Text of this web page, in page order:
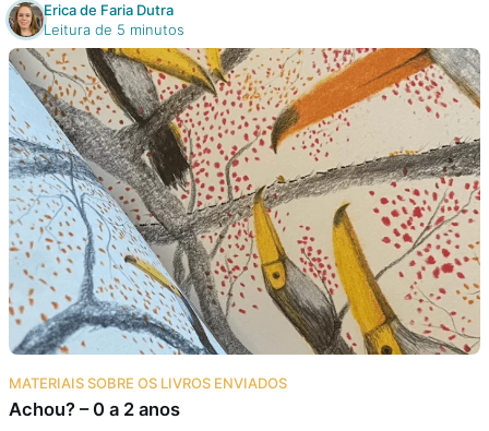
Erica de Faria Dutra
Leitura de 5 minutos
MATERIAIS SOBRE OS LIVROS ENVIADOS
Achou? – 0 a 2 anos